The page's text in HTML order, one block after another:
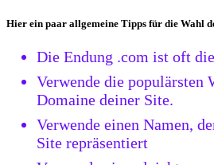
Hier ein paar allgemeine Tipps für die Wahl
Die Endung .com ist oft
Verwende die populärsten
Domaine deiner Site.
Verwende einen Namen,
Site repräsentiert